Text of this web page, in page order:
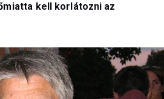
kell korlátozni az